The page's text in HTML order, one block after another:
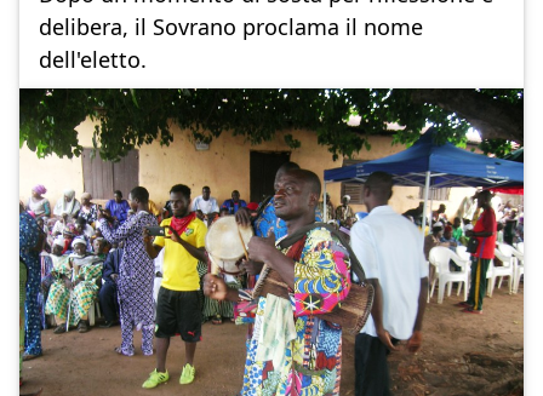
delibera, il Sovrano proclama il nome
dell'eletto.